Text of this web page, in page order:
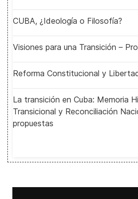
CUBA, ¿Ideología o Filosofía?
Visiones para una Transición –
Reforma Constitucional y
La transición en Cuba: Memoria
Transicional y Reconciliación
propuestas